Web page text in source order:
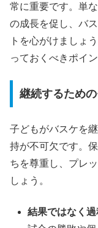
常に重要です。単
の成長を促し、バ
トを心がけましょ
っておくべきポイ
継続するため
子どもがバスケを
持が不可欠です。
ちを尊重し、プレ
しょう。
結果ではなく